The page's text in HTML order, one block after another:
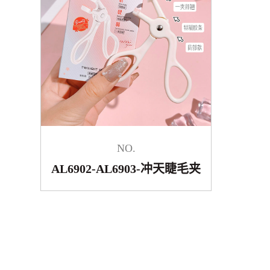
NO.
AL6902-AL6903-冲天睫毛夹